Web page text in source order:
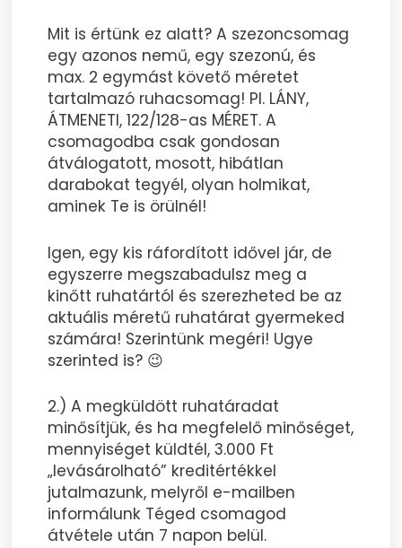
Mit is értünk ez alatt? A szezoncsomag
egy azonos nemű, egy szezonú, és
max. 2 egymást követő méretet
tartalmazó ruhacsomag! Pl. LÁNY,
ÁTMENETI, 122/128-as MÉRET. A
csomagodba csak gondosan
átválogatott, mosott, hibátlan
darabokat tegyél, olyan holmikat,
aminek Te is örülnél!
Igen, egy kis ráfordított idővel jár, de
egyszerre megszabadulsz meg a
kinőtt ruhatártól és szerezheted be az
aktuális méretű ruhatárat gyermeked
számára! Szerintünk megéri! Ugye
szerinted is? 😉
2.) A megküldött ruhatáradat
minősítjük, és ha megfelelő minőséget,
mennyiséget küldtél, 3.000 Ft
„levásárolható” kreditértékkel
jutalmazunk, melyről e-mailben
informálunk Téged csomagod
átvétele után 7 napon belül.